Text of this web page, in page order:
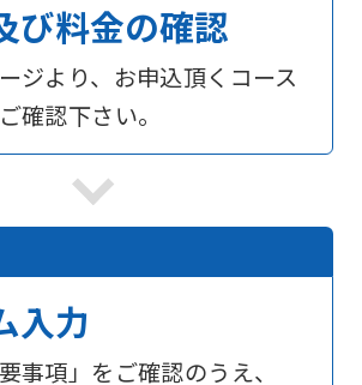
び料金の確認
ジより、お申込頂くコース
確認下さい。
入力
事項」をご確認のうえ、